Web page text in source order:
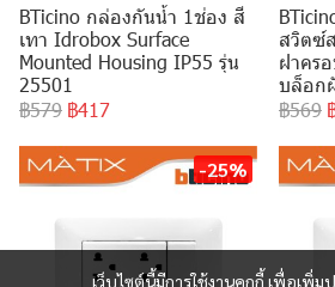
BTicino กล่องกันน้ำ 1ช่อง สี
เทา Idrobox Surface
Mounted Housing IP55 รุ่น
25501
฿579 ฿417
สวิตซ์
ฝาคร
บล็อก
฿569
-25%
เว็บไซต์นี้มีการใช้งานคุกกี้ เพื่อเพิ่